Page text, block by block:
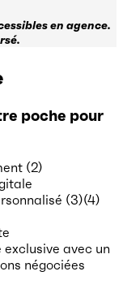
en agence.
poche pour
(2)
(3)(4)
avec un
négociées